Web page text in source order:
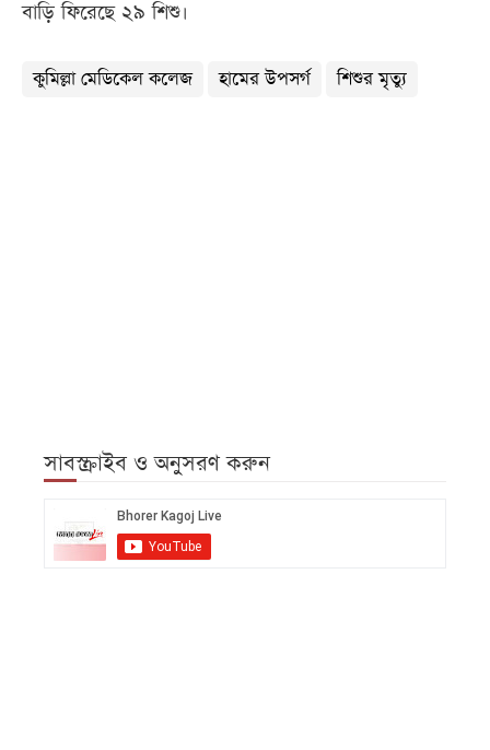
বাড়ি ফিরেছে ২৯ শিশু।
কুমিল্লা মেডিকেল কলেজ হামের উপসর্গ শিশুর মৃত্যু
সাবস্ক্রাইব ও অনুসরণ করুন